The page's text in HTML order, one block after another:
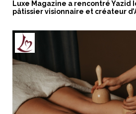
Luxe Magazine a rencontré Yazid
pâtissier visionnaire et créateur